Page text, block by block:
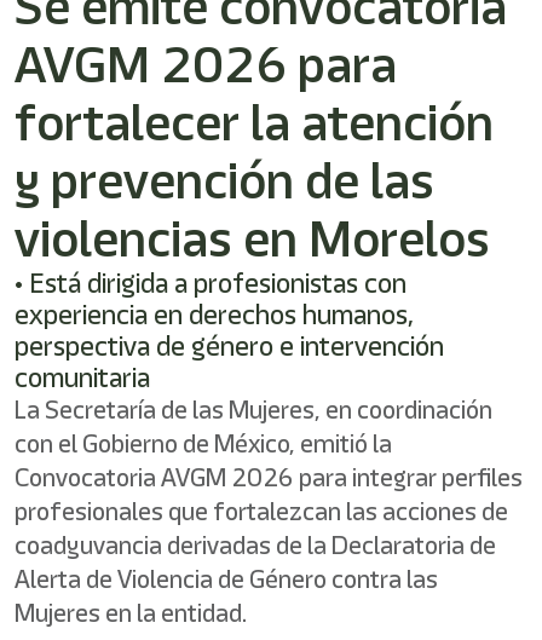
Este
acceso
directo
lector
de
pantalla
ayudarle
navegar
interactuar
con
contenido.
AVGM 2026 para
fortalecer la atención
y prevención de las
violencias en Morelos
• Está dirigida a profesionistas con
experiencia en derechos humanos,
perspectiva de género e intervención
comunitaria
La Secretaría de las Mujeres, en coordinación
con el Gobierno de México, emitió la
Convocatoria AVGM 2026 para integrar perfiles
profesionales que fortalezcan las acciones de
coadyuvancia derivadas de la Declaratoria de
Alerta de Violencia de Género contra las
Mujeres en la entidad.